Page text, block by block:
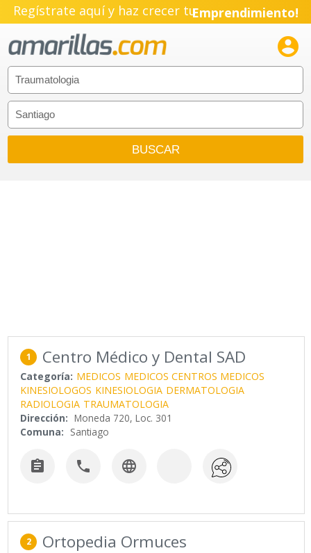
Regístrate aquí y haz crecer tuEmprendimiento!

1 Centro Médico y Dental SAD
Categoría: MEDICOS MEDICOS CENTROS MEDICOS
KINESIOLOGOS KINESIOLOGIA DERMATOLOGIA
RADIOLOGIA TRAUMATOLOGIA
Dirección: Moneda 720, Loc. 301
Comuna: Santiago
  
2 Ortopedia Ormuces